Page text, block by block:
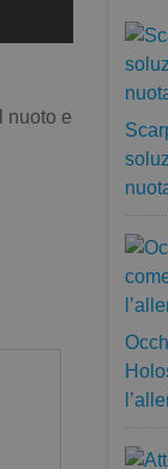
nuoto e